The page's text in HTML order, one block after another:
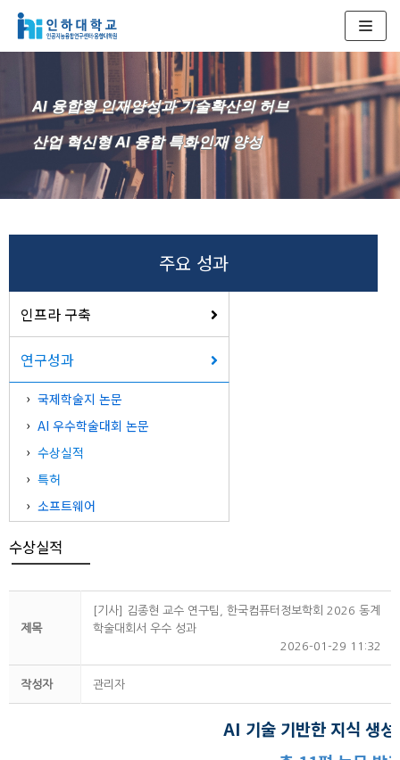
로
너
기
AI 융합형 인재양성과 기술확산의 허브
산업 혁신형 AI 융합 특화인재 양성
주요 성과
인프라 구축
연구성과
국제학술지 논문
AI 우수학술대회 논문
수상실적
특허
소프트웨어
수상실적
제목
[기사] 김종현 교수 연구팀, 한국컴퓨터정보학회 2026 동계
학술대회서 우수 성과
2026-01-29 11:32
작성자 관리자
AI 기술 기반한 지식 생성